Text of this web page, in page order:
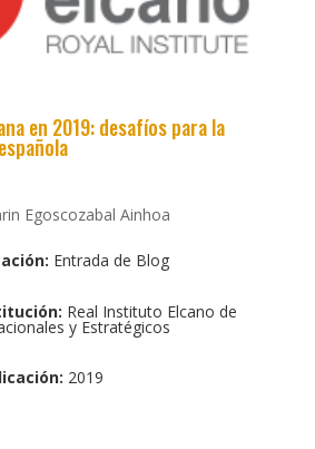
en 2019: desafíos para la
Egoscozabal Ainhoa
: Entrada de Blog
: Real Instituto Elcano de
y Estratégicos
: 2019